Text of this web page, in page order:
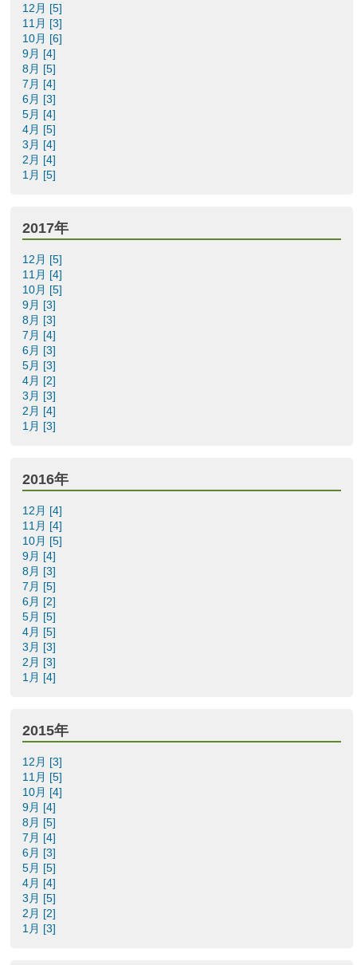
12月 [5]
11月 [3]
10月 [6]
9月 [4]
8月 [5]
7月 [4]
6月 [3]
5月 [4]
4月 [5]
3月 [4]
2月 [4]
1月 [5]
2017年
12月 [5]
11月 [4]
10月 [5]
9月 [3]
8月 [3]
7月 [4]
6月 [3]
5月 [3]
4月 [2]
3月 [3]
2月 [4]
1月 [3]
2016年
12月 [4]
11月 [4]
10月 [5]
9月 [4]
8月 [3]
7月 [5]
6月 [2]
5月 [5]
4月 [5]
3月 [3]
2月 [3]
1月 [4]
2015年
12月 [3]
11月 [5]
10月 [4]
9月 [4]
8月 [5]
7月 [4]
6月 [3]
5月 [5]
4月 [4]
3月 [5]
2月 [2]
1月 [3]